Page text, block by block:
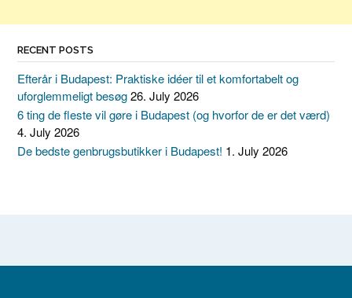
RECENT POSTS
Efterår i Budapest: Praktiske idéer til et komfortabelt og
uforglemmeligt besøg26. July 2026
6 ting de fleste vil gøre i Budapest (og hvorfor de er det værd)
4. July 2026
De bedste genbrugsbutikker i Budapest! 1. July 2026